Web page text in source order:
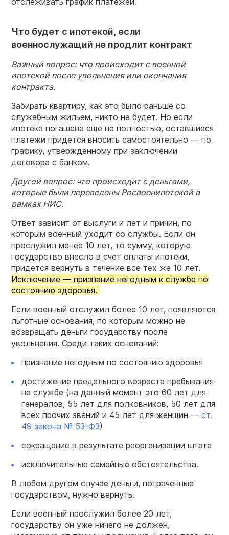
Что будет с ипотекой, если
военнослужащий не продлит контракт
Важный вопрос: что происходит с военной
ипотекойпосле увольненияили окончания
контракта.
Забирать квартиру, как это было раньше со
служебным жильем, никто не будет. Но если
ипотека погашена еще не полностью, оставшиеся
платежи придется вносить самостоятельно — по
графику, утвержденному при заключении
договора с банком.
Другой вопрос: что происходит с деньгами,
которые были переведены Росвоенипотекой в
рамках НИС.
Ответ зависит от выслуги и лет и причин, по
которым военный уходит со службы. Если он
прослужил менее 10 лет, то сумму, которую
государство внесло в счет оплаты ипотеки,
придется вернуть в течение все тех же 10 лет.
Исключение — признание негодным к службе по
состоянию здоровья.
Если военный отслужил более 10 лет, появляются
льготные основания, по которым можно не
возвращать деньги государству после
увольнения. Среди таких оснований:
признание негодным по состоянию здоровья
достижение предельного возраста пребывания
на службе (на данный момент это 60 лет для
генералов, 55 лет для полковников, 50 лет для
всех прочих званий и 45 лет для женщин — ст.
49 закона № 53-ФЗ)
сокращение в результате реорганизации штата
исключительные семейные обстоятельства.
В любом другом случае деньги, потраченные
государством, нужно вернуть.
Если военный прослужил более 20 лет,
государству он уже ничего не должен,